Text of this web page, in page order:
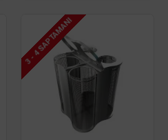
3 - 4 SAPTAMANI